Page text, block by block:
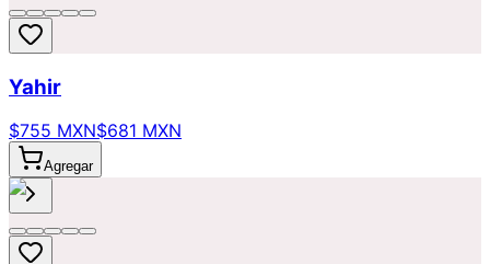
Yahir
$755 MXN$681 MXN
Agregar